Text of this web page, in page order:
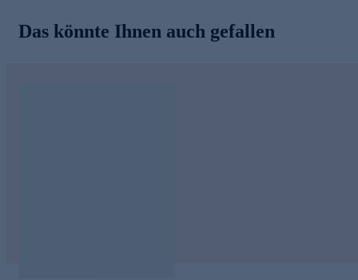
Das könnte Ihnen auch gefallen